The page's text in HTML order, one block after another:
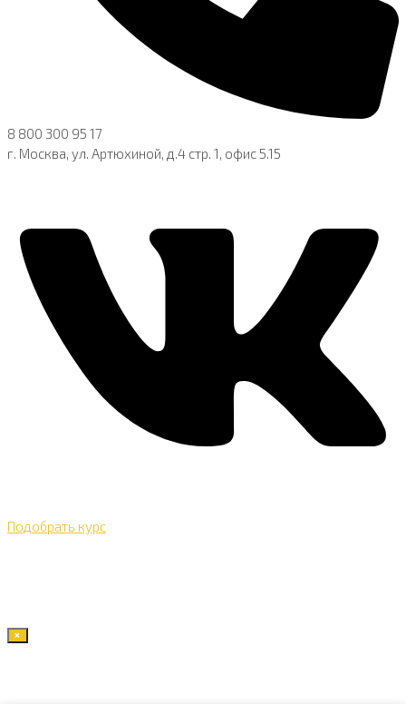
8 800 300 95 17
г. Москва, ул. Артюхиной, д.4 стр. 1, офис 5.15
Подобрать курс
×